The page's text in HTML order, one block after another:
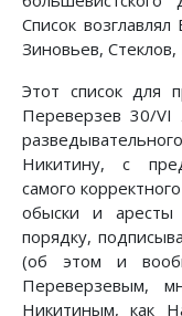
Список
Зиновьев, Стеклов,
Этот список для
Переверзев 30/VI
Никитину, с
самого
обыски и аресты
порядку,
(об этом и
Переверзевым,
Никитиным, как